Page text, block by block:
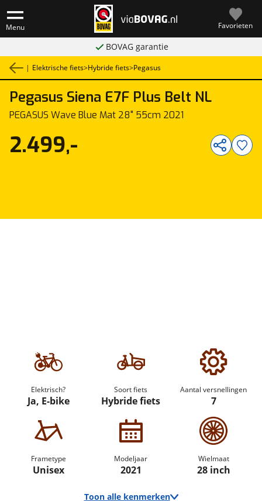
Menu Favorieten
BOVAG garantie
| Elektrische fiets>Hybride fiets>Pegasus
Pegasus Siena E7F Plus Belt NL
PEGASUS Wave Blue Mat 28" 55cm 2021
Elektrisch?
Ja, E-bike
Soort fiets
Hybride fiets
Aantal versnellingen
7
Frametype
Unisex
Modeljaar
2021
Wielmaat
28 inch
Toon alle kenmerken
2.499,-